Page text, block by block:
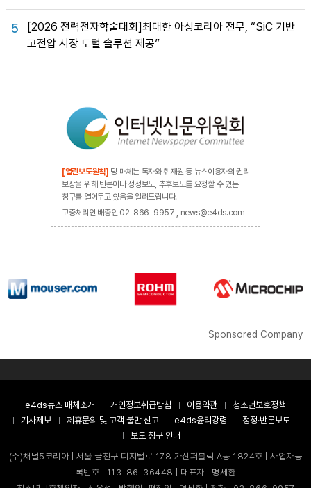
5
[2026 전력전자학술대회]최대한 아성코리아 전무, “SiC 기반
고전압 시장 토털 솔루션 제공”
[열린보도원칙] 당 매체는 독자와 취재원 등 뉴스이용자의 권리
보장을 위해 반론이나 정정보도, 추후보도를 요청할 수 있는
창구를 열어두고 있음을 알려드립니다.
고충처리인 배종인 02-866-9957 , news@e4ds.com
Sponsored Company
e4ds뉴스 매체소개 개인정보취급방침 이용약관
청소년보호정책
기사제보
제휴문의 및 고객 불만 신고 e4ds윤리강령
정정·반론보도
보도 청구 안내
(주)채널5코리아 | 서울 금천구 디지털로 178 가산퍼블릭 A동 1824호 | 사업자등
록번호 : 113-86-36448 | 대표자 : 명세환